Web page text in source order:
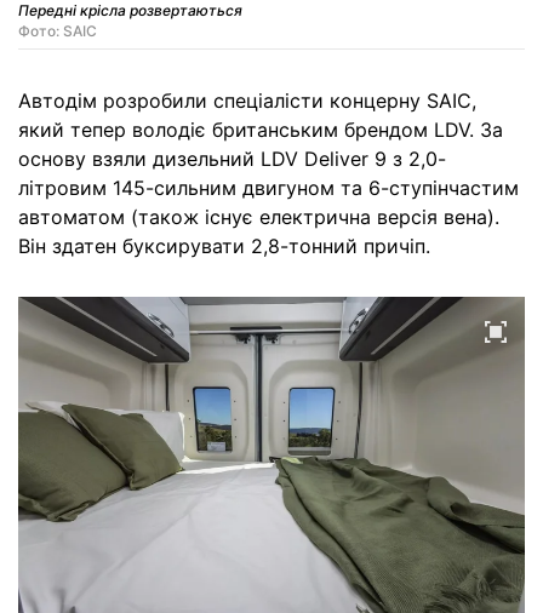
Передні крісла розвертаються
Фото: SAIC
Автодім розробили спеціалісти концерну SAIC,
який тепер володіє британським брендом LDV. За
основу взяли дизельний LDV Deliver 9 з 2,0-
літровим 145-сильним двигуном та 6-ступінчастим
автоматом (також існує електрична версія вена).
Він здатен буксирувати 2,8-тонний причіп.